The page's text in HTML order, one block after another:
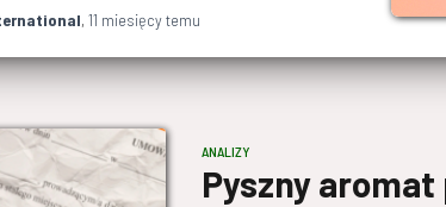
, 11 miesięcytemu
ANALIZY
Pyszny